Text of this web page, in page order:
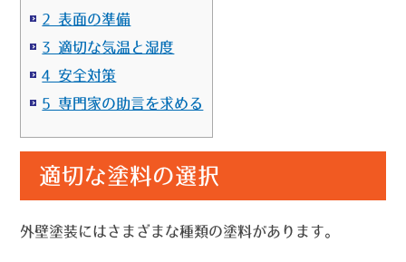
2 表面の準備
3 適切な気温と湿度
4 安全対策
5 専門家の助言を求める
適切な塗料の選択
外壁塗装にはさまざまな種類の塗料があります。